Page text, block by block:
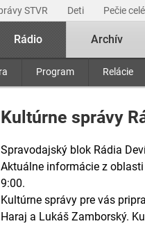
STVR Deti Pečie
Rádio
Program Relácie
Archív
Kultúrne správy
Spravodajský blok Rádia
Aktuálne informácie z
9:00.
Kultúrne správy pre vás
Haraj a Lukáš Zamborský.